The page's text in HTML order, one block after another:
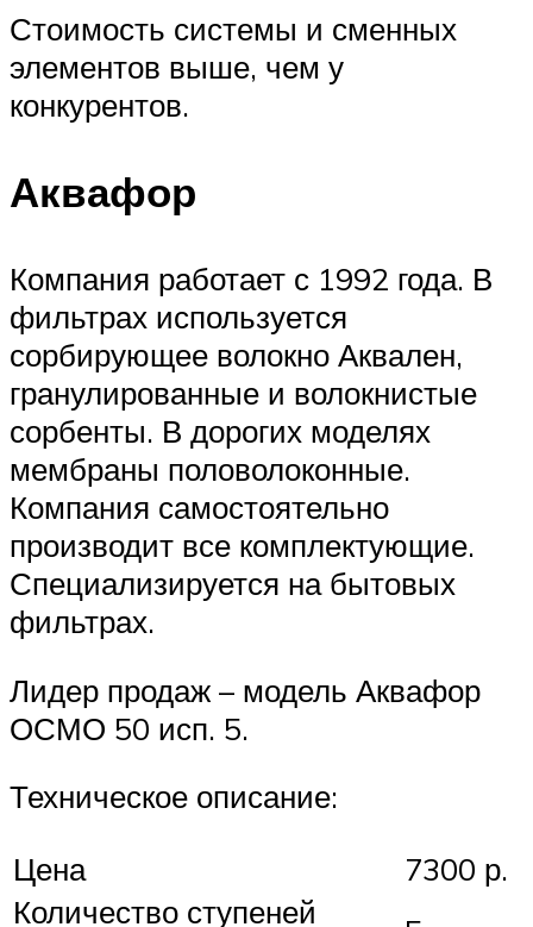
Стоимость системы и сменных
элементов выше, чем у
конкурентов.
Аквафор
Компания работает с 1992 года. В
фильтрах используется
сорбирующее волокно Аквален,
гранулированные и волокнистые
сорбенты. В дорогих моделях
мембраны половолоконные.
Компания самостоятельно
производит все комплектующие.
Специализируется на бытовых
фильтрах.
Лидер продаж – модель Аквафор
ОСМО 50 исп. 5.
Техническое описание:
Цена
7300 р.
Количество ступеней